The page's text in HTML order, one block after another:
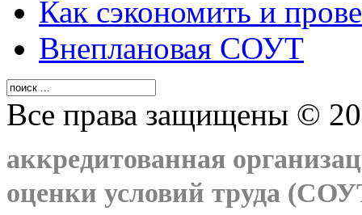
Как сэкономить и
Внеплановая СОУТ
Все права защищены ©
аккредитованная
оценки условий труда